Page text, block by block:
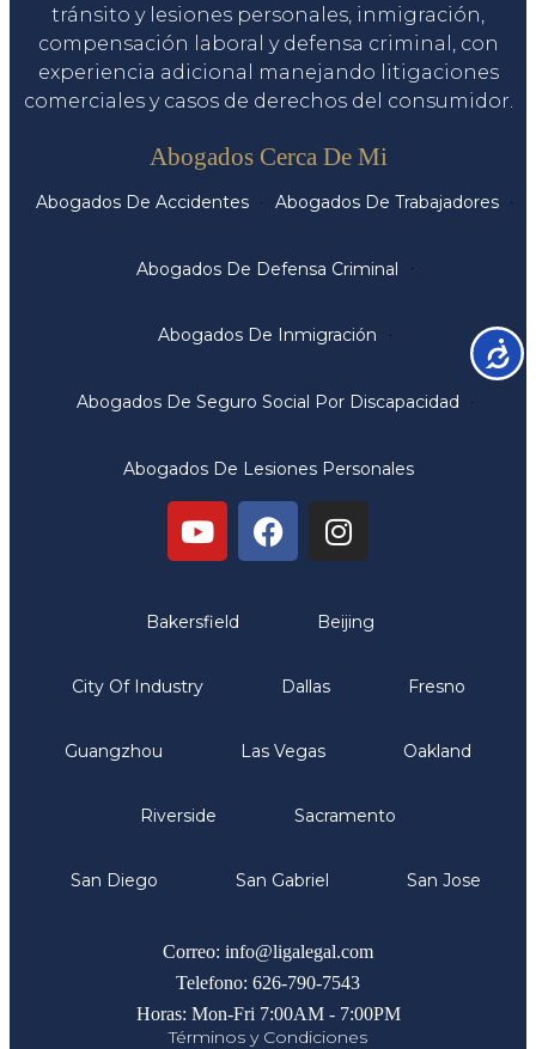
tránsito y lesiones personales, inmigración,
compensación laboral y defensa criminal, con
experiencia adicional manejando litigaciones
comerciales y casos de derechos del consumidor.
Abogados Cerca De Mi
Abogados De Accidentes Abogados De Trabajadores
Abogados De Defensa Criminal
Abogados De Inmigración
Abogados De Seguro Social Por Discapacidad
Abogados De Lesiones Personales
Bakersfield Beijing
City Of Industry Dallas Fresno
Guangzhou Las Vegas Oakland
Riverside Sacramento
San Diego San Gabriel San Jose
Correo: info@ligalegal.com
Telefono: 626-790-7543
Horas: Mon-Fri 7:00AM - 7:00PM
Términos y Condiciones